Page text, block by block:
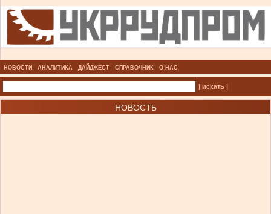
НОВОСТИ АНАЛИТИКА ДАЙДЖЕСТ СПРАВОЧНИК О НАС
| искать |
НОВОСТЬ